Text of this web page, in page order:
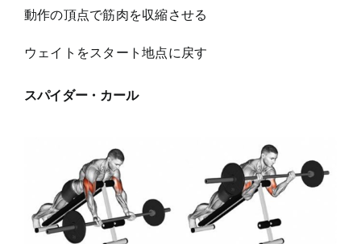
動作の頂点で筋肉を収縮させる
ウェイトをスタート地点に戻す
スパイダー・カール